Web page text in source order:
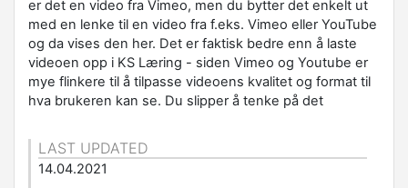
er det en video fra Vimeo, men du bytter det enkelt ut
med en lenke til en video fra f.eks. Vimeo eller YouTube
og da vises den her. Det er faktisk bedre enn å laste
videoen opp i KS Læring - siden Vimeo og Youtube er
mye flinkere til å tilpasse videoens kvalitet og format til
hva brukeren kan se. Du slipper å tenke på det
LAST UPDATED
14.04.2021